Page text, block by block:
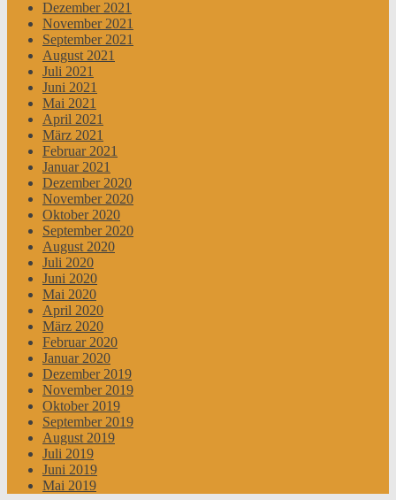
Dezember 2021
November 2021
September 2021
August 2021
Juli 2021
Juni 2021
Mai 2021
April 2021
März 2021
Februar 2021
Januar 2021
Dezember 2020
November 2020
Oktober 2020
September 2020
August 2020
Juli 2020
Juni 2020
Mai 2020
April 2020
März 2020
Februar 2020
Januar 2020
Dezember 2019
November 2019
Oktober 2019
September 2019
August 2019
Juli 2019
Juni 2019
Mai 2019